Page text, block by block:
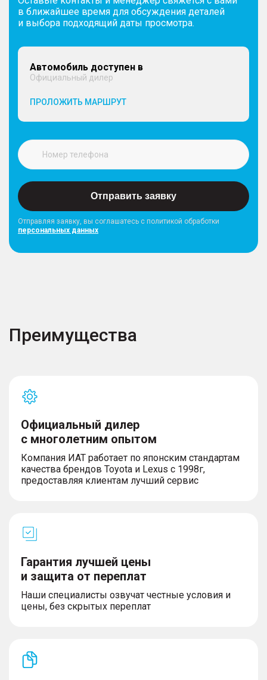
в ближайшее время для обсуждения деталей
и выбора подходящий даты просмотра.
Автомобиль доступен в
Официальный дилер
ПРОЛОЖИТЬ МАРШРУТ
Отправить заявку
Отправляя заявку, вы соглашатесь с политикой обработки
персональных данных
Преимущества
Официальный дилер
с многолетним опытом
Компания ИАТ работает по японским стандартам
качества брендов Toyota и Lexus с 1998г,
предоставляя клиентам лучший сервис
Гарантия лучшей цены
и защита от переплат
Наши специалисты озвучат честные условия и
цены, без скрытых переплат